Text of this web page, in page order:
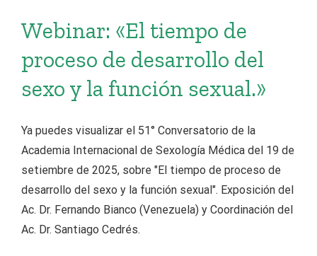
Webinar: «El tiempo de
proceso de desarrollo del
sexo y la función sexual.»
Ya puedes visualizar el 51° Conversatorio de la
Academia Internacional de Sexología Médica del 19 de
setiembre de 2025, sobre "El tiempo de proceso de
desarrollo del sexo y la función sexual". Exposición del
Ac. Dr. Fernando Bianco (Venezuela) y Coordinación del
Ac. Dr. Santiago Cedrés.